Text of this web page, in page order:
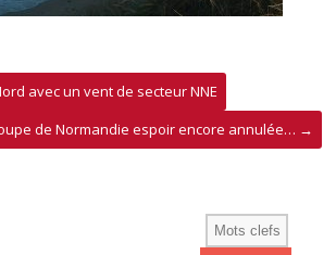
avec un vent de secteur NNE
de Normandie espoir encore annulée… →